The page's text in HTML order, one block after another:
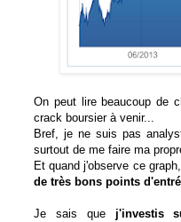
On peut lire beaucoup de
crack boursier à venir...
Bref, je ne suis pas
surtout de me faire ma
Et quand j'observe ce
de très bons points
Je sais que j'investis